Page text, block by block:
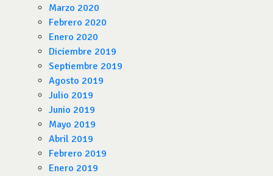
Marzo 2020
Febrero 2020
Enero 2020
Diciembre 2019
Septiembre 2019
Agosto 2019
Julio 2019
Junio 2019
Mayo 2019
Abril 2019
Febrero 2019
Enero 2019